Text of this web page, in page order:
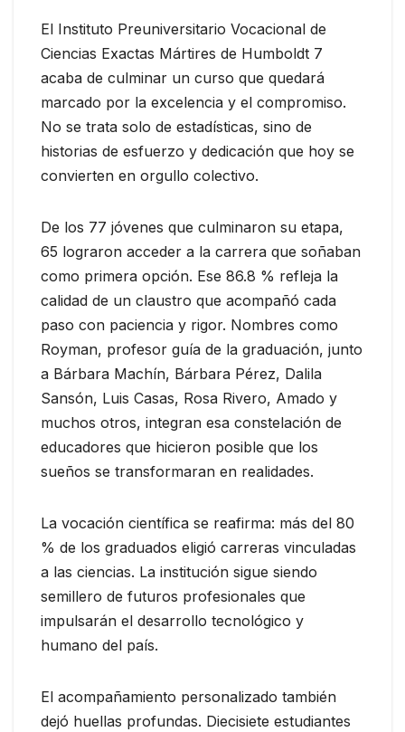
El Instituto Preuniversitario Vocacional de
Ciencias Exactas Mártires de Humboldt 7
acaba de culminar un curso que quedará
marcado por la excelencia y el compromiso.
No se trata solo de estadísticas, sino de
historias de esfuerzo y dedicación que hoy se
convierten en orgullo colectivo.
De los 77 jóvenes que culminaron su etapa,
65 lograron acceder a la carrera que soñaban
como primera opción. Ese 86.8 % refleja la
calidad de un claustro que acompañó cada
paso con paciencia y rigor. Nombres como
Royman, profesor guía de la graduación, junto
a Bárbara Machín, Bárbara Pérez, Dalila
Sansón, Luis Casas, Rosa Rivero, Amado y
muchos otros, integran esa constelación de
educadores que hicieron posible que los
sueños se transformaran en realidades.
La vocación científica se reafirma: más del 80
% de los graduados eligió carreras vinculadas
a las ciencias. La institución sigue siendo
semillero de futuros profesionales que
impulsarán el desarrollo tecnológico y
humano del país.
El acompañamiento personalizado también
dejó huellas profundas. Diecisiete estudiantes